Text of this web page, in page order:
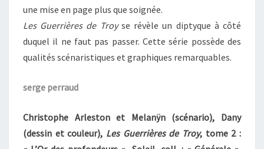
une mise en page plus que soignée.
Les Guerrières de Troyse révèle un diptyque à côté
duquel il ne faut pas passer. Cette série possède des
qualités scénaristiques et graphiques remarquables.
serge perraud
Christophe Arleston et Melanÿn (scénario), Dany
(dessin et couleur), Les Guerrières de Troy, tome 2 :